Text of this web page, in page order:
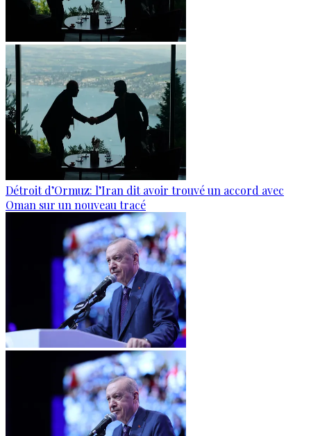
Détroit d’Ormuz: l’Iran dit avoir trouvé un accord avec
Oman sur un nouveau tracé